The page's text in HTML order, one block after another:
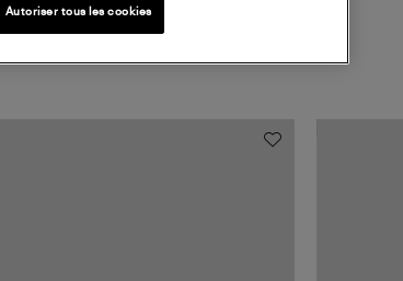
Autoriser tous les cookies